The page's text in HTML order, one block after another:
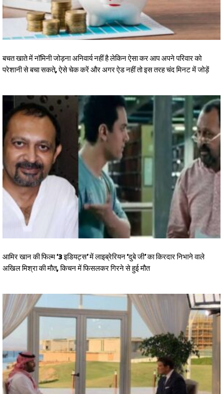
बचत खाते में नॉमिनी जोड़ना अनिवार्य नहीं है लेकिन ऐसा कर आप अपने परिवार को
परेशानी से बचा सकते, ऐसे चेक करें और अगर ऐड नहीं तो इस तरह चंद मिनट में जोड़ें
आमिर खान की फिल्म ‘3 इडियट्स’ में लाइब्रेरियन ‘दुबे जी’ का किरदार निभाने वाले
अखिल मिश्रा की मौत, किचन में फिसलकर गिरने से हुई मौत